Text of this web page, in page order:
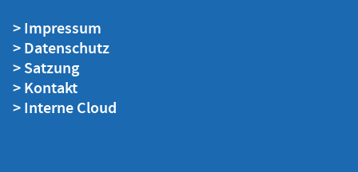
> Impressum
> Datenschutz
> Satzung
> Kontakt
> Interne Cloud